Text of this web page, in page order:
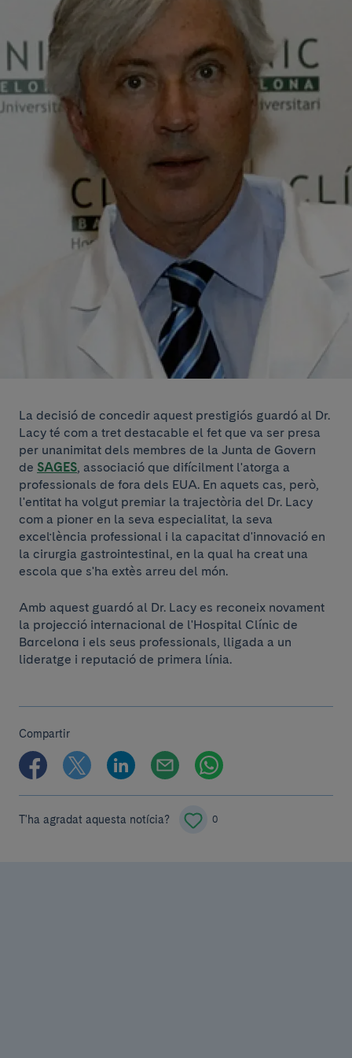
La decisió de concedir aquest prestigiós guardó al Dr.
Lacy té com a tret destacable el fet que va ser presa
per unanimitat dels membres de la Junta de Govern
de SAGES , associació que difícilment l'atorga a
professionals de fora dels EUA. En aquets cas, però,
l'entitat ha volgut premiar la trajectòria del Dr. Lacy
com a pioner en la seva especialitat, la seva
excel·lència professional i la capacitat d'innovació en
la cirurgia gastrointestinal, en la qual ha creat una
escola que s'ha extès arreu del món.
Amb aquest guardó al Dr. Lacy es reconeix novament
la projecció internacional de l'Hospital Clínic de
Barcelona i els seus professionals, lligada a un
lideratge i reputació de primera línia.
Compartir
T'ha agradat aquesta notícia? 0